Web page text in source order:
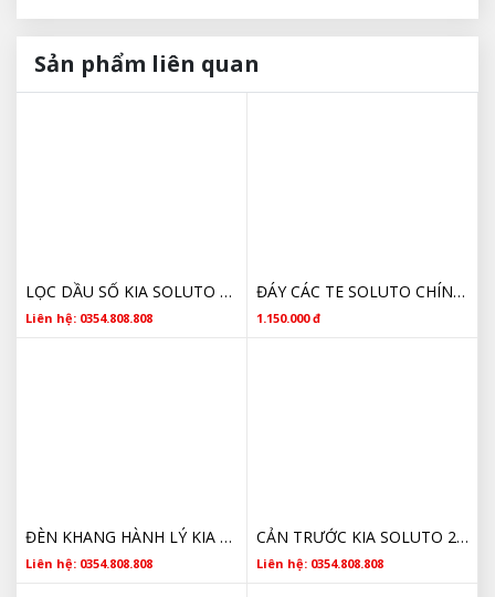
Sản phẩm liên quan
LỌC DẦU SỐ KIA SOLUTO 4632123001 CHÍNH HÃNG
Liên hệ: 0354.808.808
ĐÁY CÁC TE SOLUTO CHÍNH HÃNG 4528002410
1.150.000 đ
ĐÈN KHANG HÀNH LÝ KIA SOLUTO CHÍNH HÃNG
Liên hệ: 0354.808.808
CẢN TRƯỚC KIA SOLUTO 2018 2019 2020 2021 GIÁ RẺ
Liên hệ: 0354.808.808